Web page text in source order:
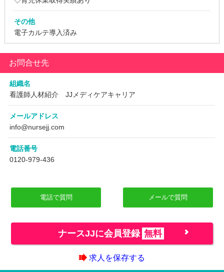
その他
電子カルテ導入済み
お問合せ先
組織名
看護師人材紹介 JJメディケアキャリア
メールアドレス
info@nursejj.com
電話番号
0120-979-436
電話で質問 メールで質問
ナースJJに会員登録 無料
求人を保存する